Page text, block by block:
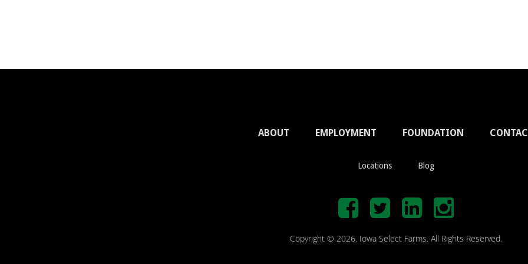
ABOUT EMPLOYMENT FOUNDATION
Locations Blog
Copyright © 2026. Iowa Select Farms. All Rights Reserved.